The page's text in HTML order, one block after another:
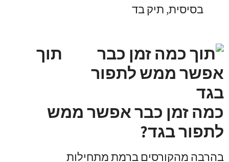
בסיסית, תיק בד
תוך
כמה זמן כבר אפשר ממש
לתפור בגד?
בהרבה מהקורסים ברמת מתחילות